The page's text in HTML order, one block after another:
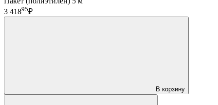
3 41895₽
В корзину